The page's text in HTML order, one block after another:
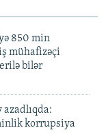
850 min
mühafizəçi
bilər
korrupsiya